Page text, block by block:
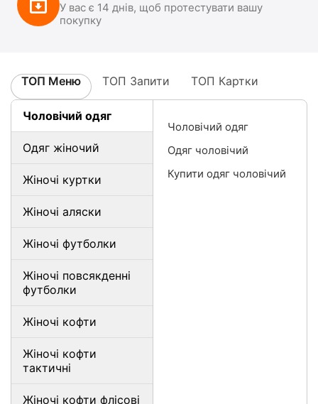
У вас є 14 днів, щоб протестувати вашу
покупку
ТОП Меню ТОП Запити ТОП Картки
Чоловічий одяг
Одяг жіночий
Жіночі куртки
Жіночі аляски
Жіночі футболки
Жіночі повсякденні
футболки
Жіночі кофти
Жіночі кофти
тактичні
Жіночі кофти флісові
Чоловічий одяг
Одяг чоловічий
Купити одяг чоловічий